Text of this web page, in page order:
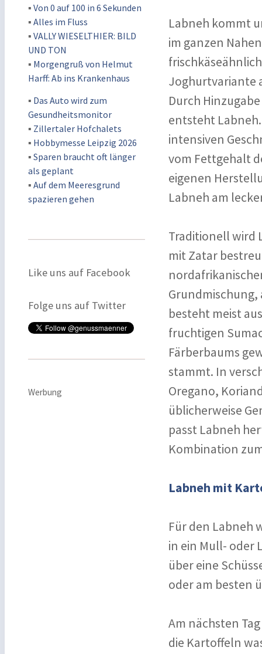
▪ Von 0 auf 100 in 6 Sekunden
▪ Alles im Fluss
▪ VALLY WIESELTHIER: BILD
UND TON
▪ Morgengruß von Helmut
Harff: Ab ins Krankenhaus
▪ Das Auto wird zum
Gesundheitsmonitor
▪ Zillertaler Hofchalets
▪ Hobbymesse Leipzig 2026
▪ Sparen braucht oft länger
als geplant
▪ Auf dem Meeresgrund
spazieren gehen
Like uns auf Facebook
Folge uns auf Twitter
Werbung
Labneh kommt
im ganzen
Joghurtvariante
Durch
entsteht
intensiven
vom Fettgehalt
eigenen
Labneh am
Traditionell wird
mit Zatar
besteht meist
fruchtigen
Färberbaums
stammt. In
Oregano,
üblicherweise
passt Labneh
Kombination
Labneh mit
Für den Labneh
in ein Mull- oder
über eine
oder am besten
Am nächsten
die Kartoffeln